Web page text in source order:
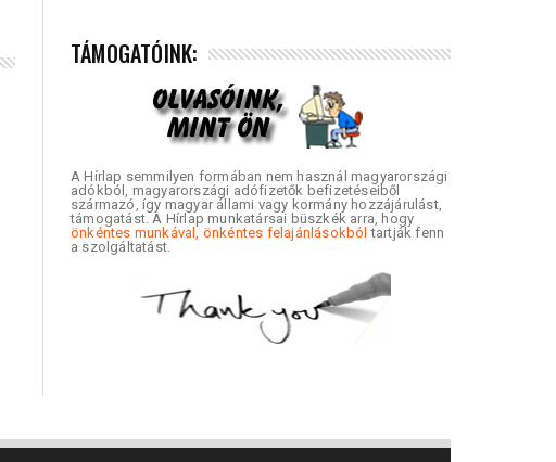
TÁMOGATÓINK:
A Hírlap semmilyen formában nem használ magyarországi
adókból, magyarországi adófizetők befizetéseiből
származó, így magyar állami vagy kormány hozzájárulást,
támogatást. A Hírlap munkatársai büszkék arra, hogy
önkéntes munkával, önkéntes felajánlásokból tartják fenn
a szolgáltatást.